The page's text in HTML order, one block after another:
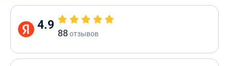
4.9
88 отзывов